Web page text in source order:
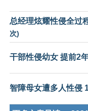
总经理炫耀性侵全过
次)
干部性侵幼女 提前2
智障母女遭多人性侵